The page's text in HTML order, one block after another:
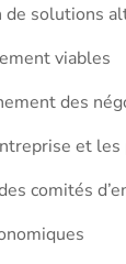
de solutions
viables
des
et
comités